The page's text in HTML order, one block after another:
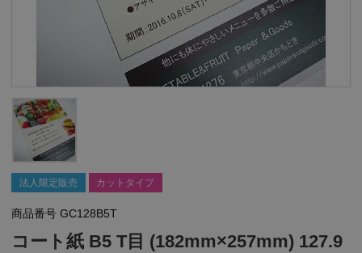
法人限定販売 カットタイプ
商品番号 GC128B5T
コート紙 B5 T目 (182mm×257mm) 127.9